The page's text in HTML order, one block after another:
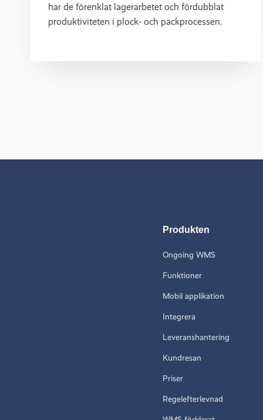
har de förenklat lagerarbetet och fördubblat
produktiviteten i plock- och packprocessen.
Produkten
Ongoing WMS
Funktioner
Mobil applikation
Integrera
Leveranshantering
Kundresan
Priser
Regelefterlevnad